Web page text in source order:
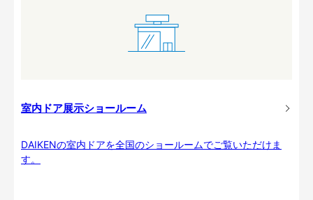
室内ドア展示ショールーム
DAIKENの室内ドアを全国のショールームでご覧いただけま
す。